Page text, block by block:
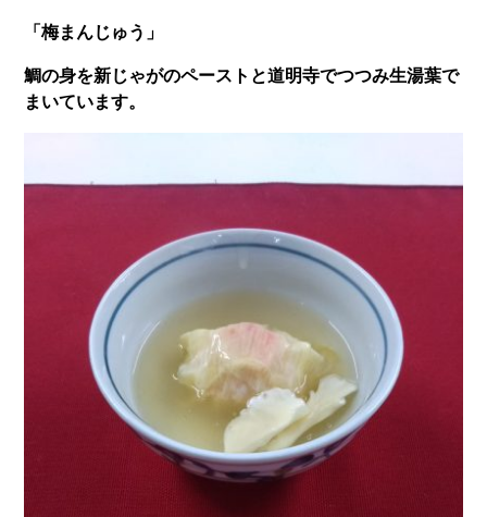
「梅まんじゅう」
鯛の身を新じゃがのペーストと道明寺でつつみ生湯葉で
まいています。